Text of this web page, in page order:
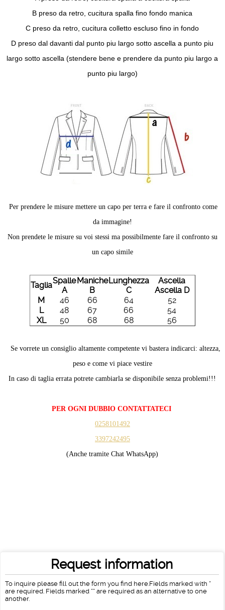
B preso da retro, cucitura spalla fino fondo manica
C preso da retro, cucitura colletto escluso fino in fondo
D preso dal davanti dal punto piu largo sotto ascella a punto piu
largo sotto ascella (stendere bene e prendere da punto piu largo a
punto piu largo)
Per prendere le misure mettere un capo per terra e fare il confronto come
da immagine!
Non prendete le misure su voi stessi ma possibilmente fare il confronto su
un capo simile
TagliaSpalle
A
Maniche
B
Lunghezza
C
Ascella
Ascella D
M
46 66 64
52
L
48 67 66
54
XL
50 68 68 56
Se vorrete un consiglio altamente competente vi bastera indicarci: altezza,
peso e come vi piace vestire
In caso di taglia errata potrete cambiarla se disponibile senza problemi!!!
PER OGNI DUBBIO CONTATTATECI
0258101492
3397242495
(Anche tramite Chat WhatsApp)
Request information
To inquire please fill out the form you find here.Fields marked with *
are required. Fields marked ** are required as an alternative to one
another.